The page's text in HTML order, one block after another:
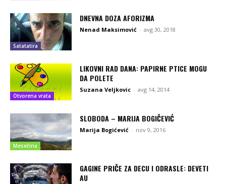
Satatatira
DNEVNA DOZA AFORIZMA
Nenad Maksimović - avg 30, 2018
Otvorena vrata
LIKOVNI RAD DANA: PAPIRNE PTICE MOGU
DA POLETE
Suzana Veljkovic - avg 14, 2014
Mesečina
SLOBODA – MARIJA BOGIČEVIĆ
Marija Bogićević - nov 9, 2016
GAGINE PRIČE ZA DECU I ODRASLE: DEVETI
AU